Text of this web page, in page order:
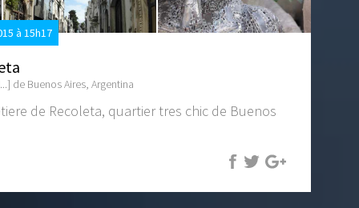
à 15h17
de Buenos Aires, Argentina
de Recoleta, quartier tres chic de Buenos